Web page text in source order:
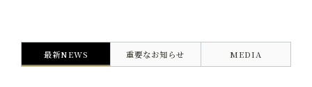
最新NEWS 重要なお知らせ MEDIA